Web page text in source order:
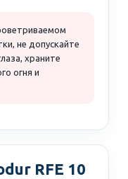
не допускайте
храните
огня и
RFE 10